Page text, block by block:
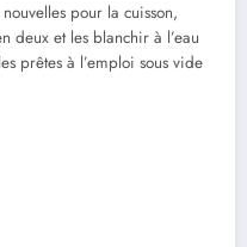
pour la cuisson,
deux et les blanchir à l’eau
prêtes à l’emploi sous vide